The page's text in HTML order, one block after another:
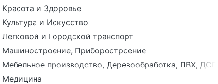
Красота и Здоровье
Культура и Искусство
Легковой и Городской транспорт
Машиностроение, Приборостроение
Мебельное производство, Деревообработка, ПВХ, ДСП
Медицина